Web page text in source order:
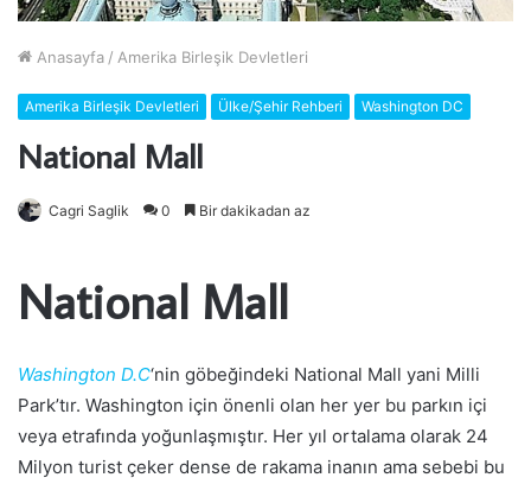
Anasayfa / Amerika Birleşik Devletleri
Amerika Birleşik Devletleri Ülke/Şehir Rehberi Washington DC
National Mall
Cagri Saglik 0 Bir dakikadan az
National Mall
Washington D.C‘nin göbeğindeki National Mall yani Milli
Park’tır. Washington için önenli olan her yer bu parkın içi
veya etrafında yoğunlaşmıştır. Her yıl ortalama olarak 24
Milyon turist çeker dense de rakama inanın ama sebebi bu